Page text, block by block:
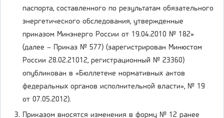
паспорта, составленного по результатам обязательного
энергетического обследования, утвержденные
приказом Минэнерго России от 19.04.2010 № 182»
(далее – Приказ № 577) (зарегистрирован Минюстом
России 28.02.21012, регистрационный № 23360)
опубликован в «Бюллетене нормативных актов
федеральных органов исполнительной власти», № 19
от 07.05.2012).
Приказом вносятся изменения в форму № 12 ранее